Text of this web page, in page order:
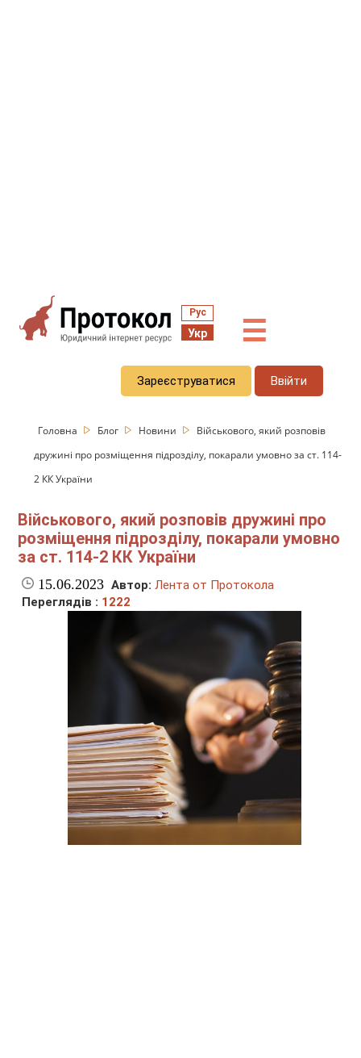
Рус
Укр ☰
Зареєструватися Ввійти
Головна Блог Новини
Військового, який розповів
дружині про розміщення підрозділу, покарали умовно за ст. 114-
2 КК України
Військового, який розповів дружині про
розміщення підрозділу, покарали умовно
за ст. 114-2 КК України
15.06.2023 Автор: Лента от Протокола
Переглядів : 1222